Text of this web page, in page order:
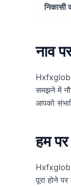
निकासी
नाव
समझने में
आपको
हम
पूरा होने